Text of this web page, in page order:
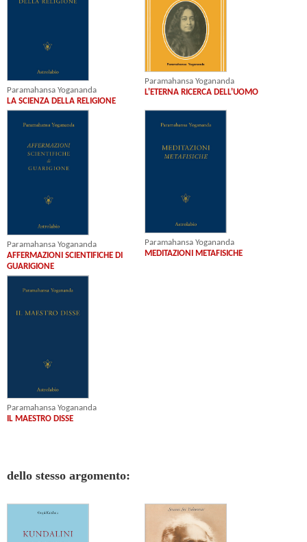
Paramahansa Yogananda
LA SCIENZA DELLA RELIGIONE
Paramahansa Yogananda
L'ETERNA RICERCA DELL'UOMO
Paramahansa Yogananda
AFFERMAZIONI SCIENTIFICHE DI
GUARIGIONE
Paramahansa Yogananda
MEDITAZIONI METAFISICHE
Paramahansa Yogananda
IL MAESTRO DISSE
dello stesso argomento: